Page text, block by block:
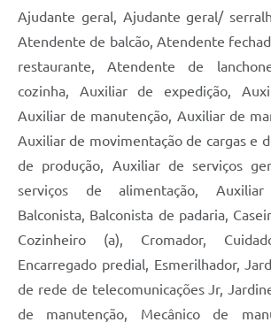
Ajudante geral, Ajudante geral/
Atendente de balcão, Atendente
restaurante, Atendente de
cozinha, Auxiliar de expedição,
Auxiliar de manutenção, Auxiliar de
Auxiliar de movimentação de cargas e
de produção, Auxiliar de serviços
serviços de alimentação,
Balconista, Balconista de padaria,
Cozinheiro (a), Cromador,
Encarregado predial, Esmerilhador,
de rede de telecomunicações Jr,
de manutenção, Mecânico de